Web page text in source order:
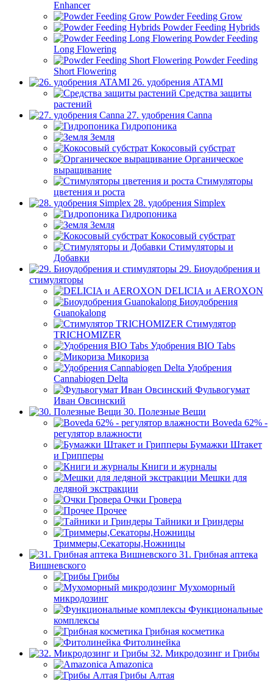
Enhancer
Powder Feeding Grow
Powder Feeding Hybrids
Powder Feeding
Long Flowering
Powder Feeding
Short Flowering
26. удобрения ATAMI
Средства защиты
растений
27. удобрения Canna
Гидропоника
Земля
Кокосовый субстрат
Органическое
выращивание
Стимуляторы
цветения и роста
28. удобрения Simplex
Гидропоника
Земля
Кокосовый субстрат
Стимуляторы и
Добавки
29. Биоудобрения и
стимуляторы
DELICIA и AEROXON
Биоудобрения
Guanokalong
Стимулятор
TRICHOMIZER
Удобрения BIO Tabs
Микориза
Удобрения
Cannabiogen Delta
Фульвогумат
Иван Овсинский
30. Полезные Вещи
Boveda 62% -
регулятор влажности
Бумажки Штакет
и Грипперы
Книги и журналы
Мешки для
ледяной экстракции
Очки Гровера
Прочее
Тайники и Гриндеры
Триммеры,Секаторы,Ножницы
31. Грибная аптека
Вишневского
Грибы
Мухоморный
микродозинг
Функциональные
комплексы
Грибная косметика
Фитолинейка
32. Микродозинг и Грибы
Amazonica
Грибы Алтая